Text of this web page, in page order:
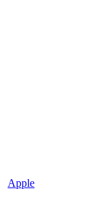
Apple